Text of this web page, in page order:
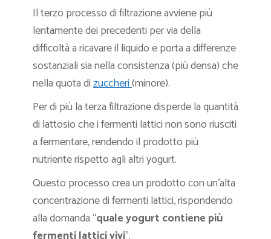
Il terzo processo di filtrazione avviene più
lentamente dei precedenti per via della
difficoltà a ricavare il liquido e porta a differenze
sostanziali sia nella consistenza (più densa) che
nella quota dizuccheri(minore).
Per di più la terza filtrazione disperde la quantità
di lattosio che i fermenti lattici non sono riusciti
a fermentare, rendendo il prodotto più
nutriente rispetto agli altri yogurt.
Questo processo crea un prodotto con un’alta
concentrazione di fermenti lattici, rispondendo
alla domanda “quale yogurt contiene più